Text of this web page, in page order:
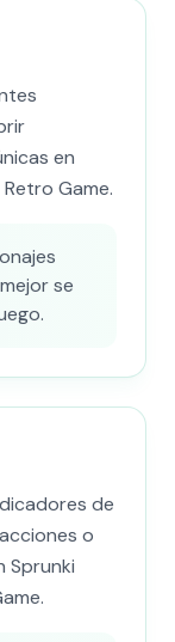
en
Game.
se
de
o
Sprunki